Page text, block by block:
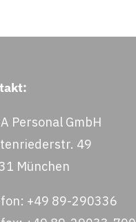
Personal GmbH
49
München
+49 89-290336